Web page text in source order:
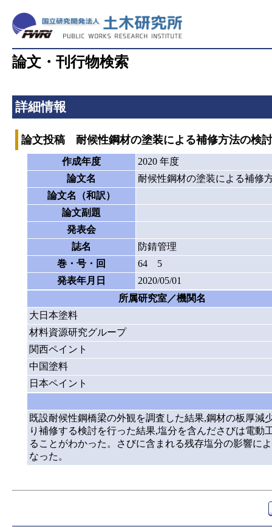
論文・刊行物検索
詳細情報
論文投稿 耐候性鋼材の塗装による補修方法の検
作成年度
2020 年度
論文名
耐候性鋼材の塗装による補修
論文名（和訳）
論文副題
発表会
誌名
防錆管理
巻・号・回
64 5
発表年月日
2020/05/01
所属研究室／機関名
大日本塗料
材料資源研究グループ
関西ペイント
中国塗料
日本ペイント
既設耐候性鋼橋梁の外観を調査した結果,鋼材の板厚
り補修する検討を行った結果,塩分を含んださびは電
ることがわかった。さびに含まれる残存塩分の影響に
なった。